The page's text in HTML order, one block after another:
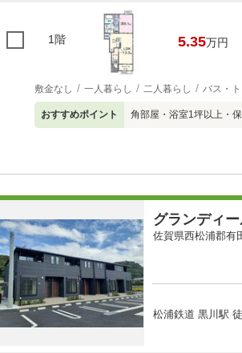
1階 5.35万円
敷金なし 一人暮らし 二人暮らし バス・ト
おすすめポイント 角部屋・浴室1坪以上・
グランディ
佐賀県西松浦郡有
松浦鉄道 黒川駅